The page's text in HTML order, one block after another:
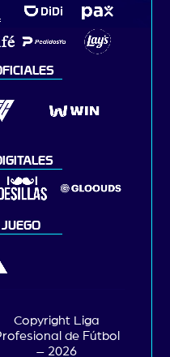
Copyright Liga
de Fútbol
– 2026